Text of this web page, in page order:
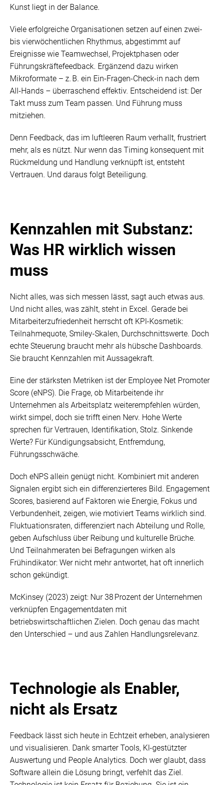
Kunst liegt in der Balance.
Viele erfolgreiche Organisationen setzen auf einen zwei-
bis vierwöchentlichen Rhythmus, abgestimmt auf
Ereignisse wie Teamwechsel, Projektphasen oder
Führungskräftefeedback. Ergänzend dazu wirken
Mikroformate – z. B. ein Ein-Fragen-Check-in nach dem
All-Hands – überraschend effektiv. Entscheidend ist: Der
Takt muss zum Team passen. Und Führung muss
mitziehen.
Denn Feedback, das im luftleeren Raum verhallt, frustriert
mehr, als es nützt. Nur wenn das Timing konsequent mit
Rückmeldung und Handlung verknüpft ist, entsteht
Vertrauen. Und daraus folgt Beteiligung.
Kennzahlen mit Substanz:
Was HR wirklich wissen
muss
Nicht alles, was sich messen lässt, sagt auch etwas aus.
Und nicht alles, was zählt, steht in Excel. Gerade bei
Mitarbeiterzufriedenheit herrscht oft KPI-Kosmetik:
Teilnahmequote, Smiley-Skalen, Durchschnittswerte. Doch
echte Steuerung braucht mehr als hübsche Dashboards.
Sie braucht Kennzahlen mit Aussagekraft.
Eine der stärksten Metriken ist der Employee Net Promoter
Score (eNPS). Die Frage, ob Mitarbeitende ihr
Unternehmen als Arbeitsplatz weiterempfehlen würden,
wirkt simpel, doch sie trifft einen Nerv. Hohe Werte
sprechen für Vertrauen, Identifikation, Stolz. Sinkende
Werte? Für Kündigungsabsicht, Entfremdung,
Führungsschwäche.
Doch eNPS allein genügt nicht. Kombiniert mit anderen
Signalen ergibt sich ein differenzierteres Bild. Engagement
Scores, basierend auf Faktoren wie Energie, Fokus und
Verbundenheit, zeigen, wie motiviert Teams wirklich sind.
Fluktuationsraten, differenziert nach Abteilung und Rolle,
geben Aufschluss über Reibung und kulturelle Brüche.
Und Teilnahmeraten bei Befragungen wirken als
Frühindikator: Wer nicht mehr antwortet, hat oft innerlich
schon gekündigt.
McKinsey (2023) zeigt: Nur 38 Prozent der Unternehmen
verknüpfen Engagementdaten mit
betriebswirtschaftlichen Zielen. Doch genau das macht
den Unterschied – und aus Zahlen Handlungsrelevanz.
Technologie als Enabler,
nicht als Ersatz
Feedback lässt sich heute in Echtzeit erheben, analysieren
und visualisieren. Dank smarter Tools, KI-gestützter
Auswertung und People Analytics. Doch wer glaubt, dass
Software allein die Lösung bringt, verfehlt das Ziel.